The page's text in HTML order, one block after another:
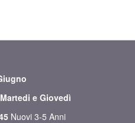
e Giovedì
Nuovi 3-5 Anni